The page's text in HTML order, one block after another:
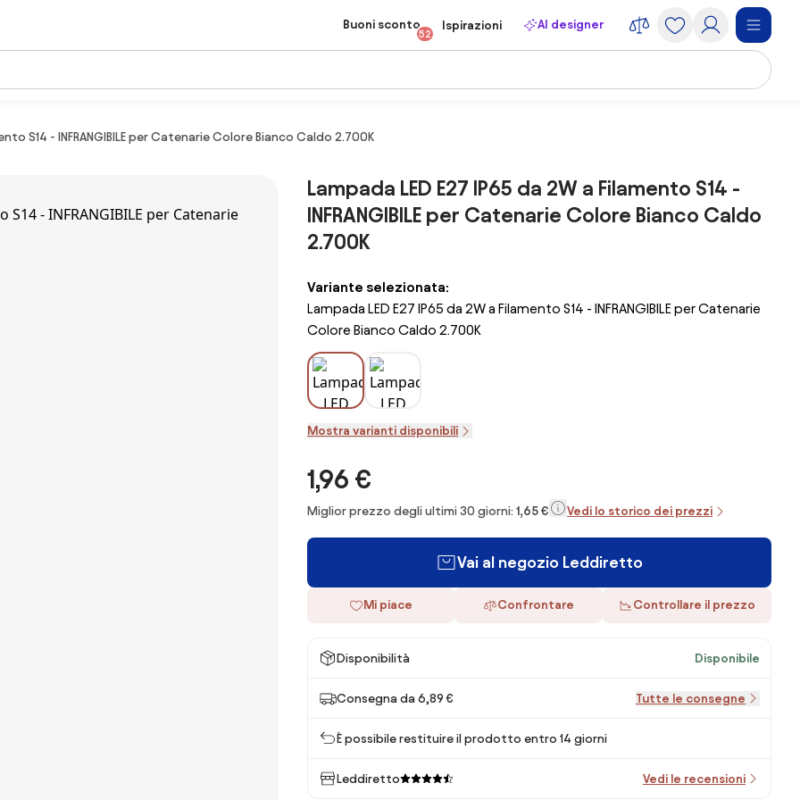
Buoni sconto
52
Ispirazioni AI designer
S14 - INFRANGIBILE per Catenarie Colore Bianco Caldo 2.700K
Lampada LED E27 IP65 da 2W a Filamento S14 -
INFRANGIBILE per Catenarie Colore Bianco Caldo
2.700K
Variante selezionata:
Lampada LED E27 IP65 da 2W a Filamento S14 - INFRANGIBILE per Catenarie
Colore Bianco Caldo 2.700K
Mostra varianti disponibili
1,96 €
Miglior prezzo degli ultimi 30 giorni: 1,65 € Vedi lo storico dei prezzi
Vai al negozio Leddiretto
Mi piace Confrontare Controllare il prezzo
Disponibilità Disponibile
Consegna da 6,89 € Tutte le consegne
È possibile restituire il prodotto entro 14 giorni
Leddiretto Vedi le recensioni